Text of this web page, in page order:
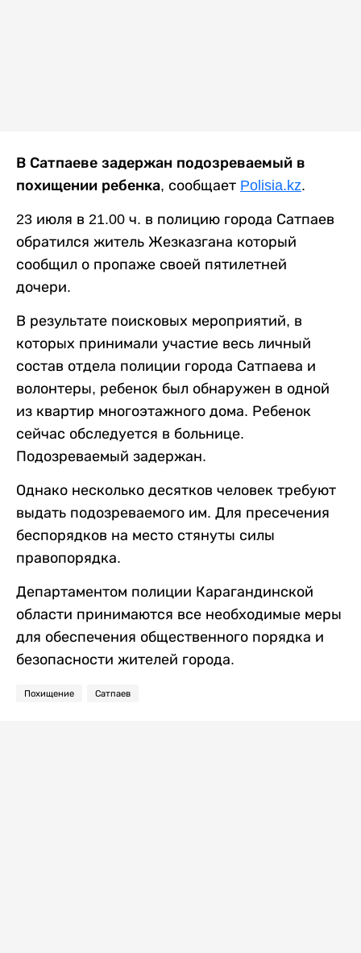
В Сатпаеве задержан подозреваемый в
похищении ребенка, сообщает Polisia.kz.
23 июля в 21.00 ч. в полицию города Сатпаев
обратился житель Жезказгана который
сообщил о пропаже своей пятилетней
дочери.
В результате поисковых мероприятий, в
которых принимали участие весь личный
состав отдела полиции города Сатпаева и
волонтеры, ребенок был обнаружен в одной
из квартир многоэтажного дома. Ребенок
сейчас обследуется в больнице.
Подозреваемый задержан.
Однако несколько десятков человек требуют
выдать подозреваемого им. Для пресечения
беспорядков на место стянуты силы
правопорядка.
Департаментом полиции Карагандинской
области принимаются все необходимые меры
для обеспечения общественного порядка и
безопасности жителей города.
Похищение Сатпаев